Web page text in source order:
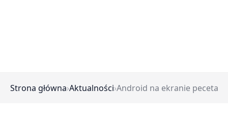
Strona główna›Aktualności›Android na ekranie peceta